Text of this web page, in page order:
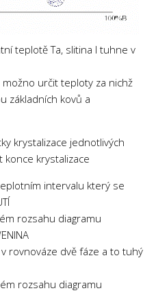
teplotě Ta, slitina I tuhne v
určit teploty za nichž
základních kovů a
krystalizace jednotlivých
konce krystalizace
intervalu který se
rozsahu diagramu
rovnováze dvě fáze a to tuhý
rozsahu diagramu